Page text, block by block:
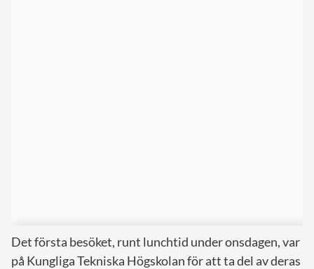
Det första besöket, runt lunchtid under onsdagen, var
på Kungliga Tekniska Högskolan för att ta del av deras